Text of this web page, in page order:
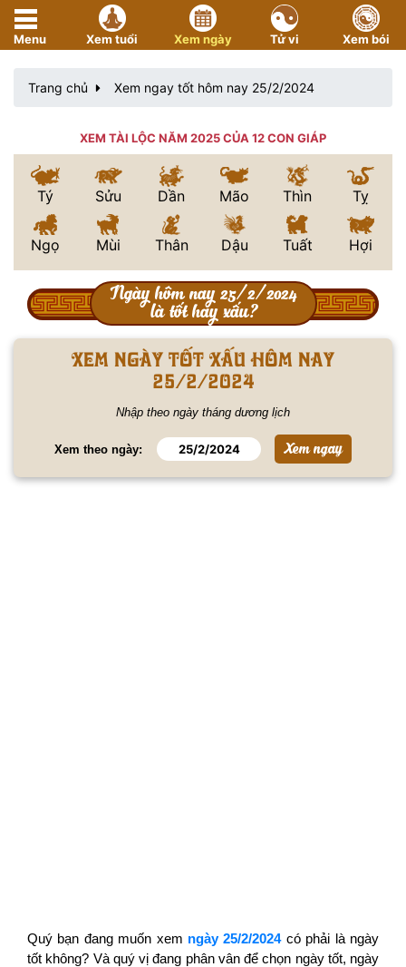
Menu Xem tuổi Xem ngày Tử vi Xem bói
Trang chủ Xem ngay tốt hôm nay 25/2/2024
XEM TÀI LỘC NĂM 2025 CỦA 12 CON GIÁP
Tý Sửu Dần Mão Thìn Tỵ
Ngọ Mùi Thân Dậu Tuất Hợi
Ngày hôm nay 25/2/2024
là tốt hay xấu?
Xem ngày tốt xấu hôm nay
25/2/2024
Nhập theo ngày tháng dương lịch
Xem theo ngày:
Quý bạn đang muốn xem ngày 25/2/2024có phải là ngày
tốt không? Và quý vị đang phân vân để chọn ngày tốt, ngày